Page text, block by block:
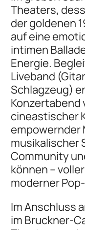
Theaters,
der goldenen
auf eine
intimen
Energie.
Liveband
Schlagzeug)
Konzertabend
cineastischer
empowernder
musikalischer
Community
können –
moderner
Im Anschluss
im Bruckner-